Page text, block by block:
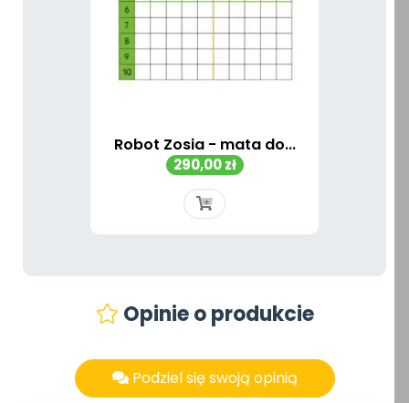
Robot Zosia - mata do...
Cena
290,00 zł
Opinie o produkcie
Podziel się swoją opinią